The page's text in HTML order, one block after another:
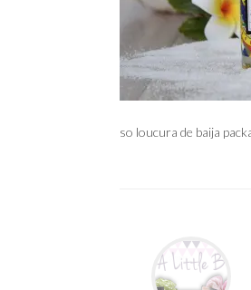
so loucura de baija